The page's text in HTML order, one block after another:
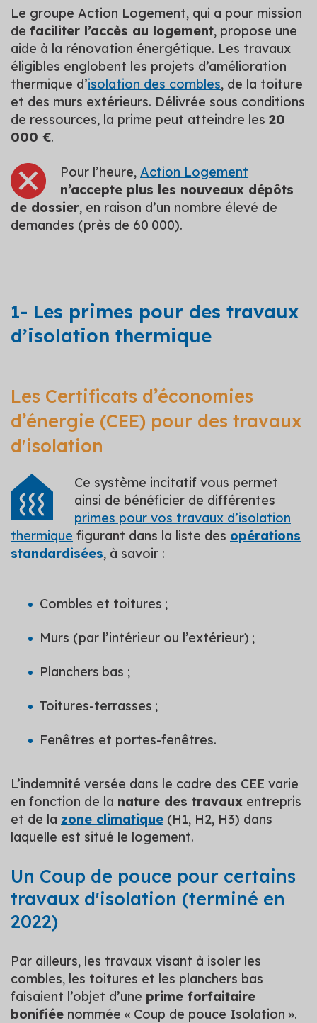
Le groupe Action Logement, qui a pour mission
de faciliter l’accès au logement, propose une
aide à la rénovation énergétique. Les travaux
éligibles englobent les projets d’amélioration
thermique d’isolation des combles, de la toiture
et des murs extérieurs. Délivrée sous conditions
de ressources, la prime peut atteindre les 20
000 €.
Pour l’heure, Action Logement
n’accepte plus les nouveaux dépôts
de dossier, en raison d’un nombre élevé de
demandes (près de 60 000).
1- Les primes pour des travaux
d’isolation thermique
Les Certificats d’économies
d’énergie (CEE) pour des travaux
d'isolation
Ce système incitatif vous permet
ainsi de bénéficier de différentes
primes pour vos travaux d’isolation
thermique figurant dans la liste des opérations
standardisées, à savoir :
Combles et toitures ;
Murs (par l’intérieur ou l’extérieur) ;
Planchers bas ;
Toitures-terrasses ;
Fenêtres et portes-fenêtres.
L’indemnité versée dans le cadre des CEE varie
en fonction de la nature des travaux entrepris
et de la zone climatique (H1, H2, H3) dans
laquelle est situé le logement.
Un Coup de pouce pour certains
travaux d'isolation (terminé en
2022)
Par ailleurs, les travaux visant à isoler les
combles, les toitures et les planchers bas
faisaient l’objet d’une prime forfaitaire
bonifiée nommée « Coup de pouce Isolation ».